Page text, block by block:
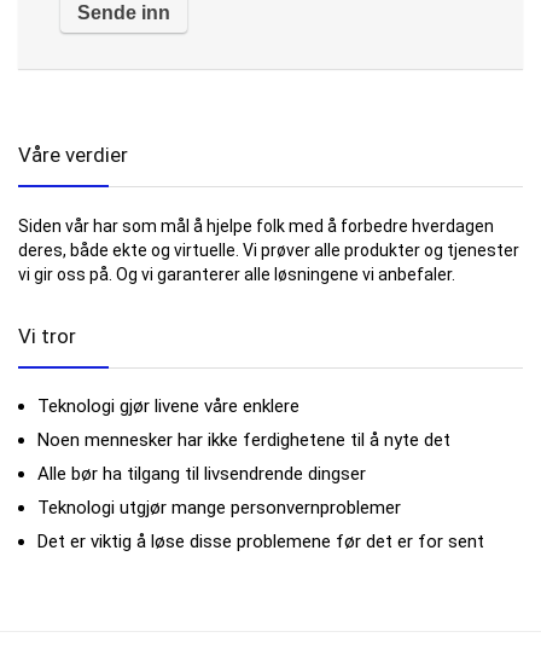
Våre verdier
Siden vår har som mål å hjelpe folk med å forbedre hverdagen
deres, både ekte og virtuelle. Vi prøver alle produkter og tjenester
vi gir oss på. Og vi garanterer alle løsningene vi anbefaler.
Vi tror
Teknologi gjør livene våre enklere
Noen mennesker har ikke ferdighetene til å nyte det
Alle bør ha tilgang til livsendrende dingser
Teknologi utgjør mange personvernproblemer
Det er viktig å løse disse problemene før det er for sent